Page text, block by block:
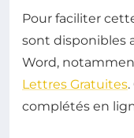
Pour faciliter
sont disponibles
Word,
Lettres Gratuites
complétés en